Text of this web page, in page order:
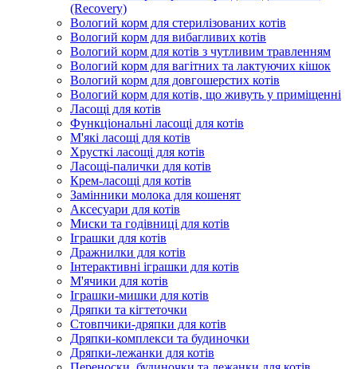
(Recovery)
Вологий корм для стерилізованих котів
Вологий корм для вибагливих котів
Вологий корм для котів з чутливим травленням
Вологий корм для вагітних та лактуючих кішок
Вологий корм для довгошерстих котів
Вологий корм для котів, що живуть у приміщенні
Ласощі для котів
Функціональні ласощі для котів
М'які ласощі для котів
Хрусткі ласощі для котів
Ласощі-палички для котів
Крем-ласощі для котів
Замінники молока для кошенят
Аксесуари для котів
Миски та годівниці для котів
Іграшки для котів
Дражнилки для котів
Інтерактивні іграшки для котів
М'ячики для котів
Іграшки-мишки для котів
Дряпки та кігтеточки
Стовпчики-дряпки для котів
Дряпки-комплекси та будиночки
Дряпки-лежанки для котів